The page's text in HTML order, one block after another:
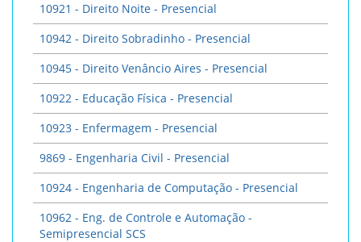
10921 - Direito Noite - Presencial
10942 - Direito Sobradinho - Presencial
10945 - Direito Venâncio Aires - Presencial
10922 - Educação Física - Presencial
10923 - Enfermagem - Presencial
9869 - Engenharia Civil - Presencial
10924 - Engenharia de Computação - Presencial
10962 - Eng. de Controle e Automação -
Semipresencial SCS